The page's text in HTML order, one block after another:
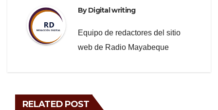
ByDigital writing
Equipo de redactores del sitio
web de Radio Mayabeque
RELATED POST